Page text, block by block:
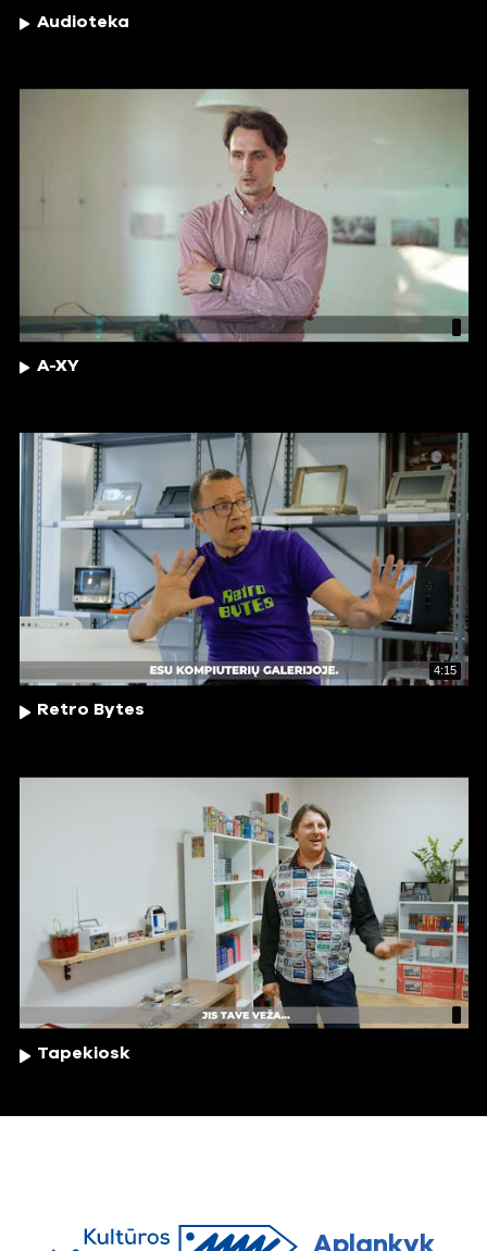
Audioteka
A-XY
4:15
Retro Bytes
Tapekiosk